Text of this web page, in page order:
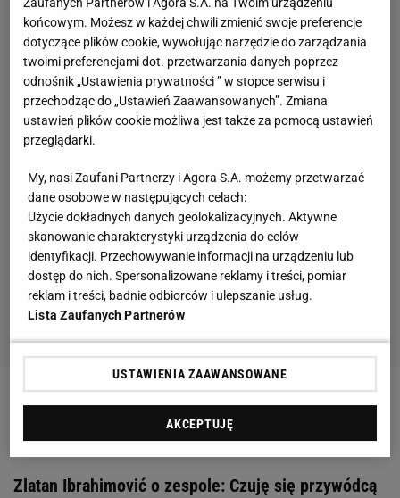
Zobacz wideoEfektowna przewrotka Zlatana daje
wygraną Milanowi! [ELEVEN SPORTS]
Zlatan Ibrahimović o zespole: Czuję się przywódcą
Zaufanych Partnerów i Agora S.A. na Twoim urządzeniu
końcowym. Możesz w każdej chwili zmienić swoje preferencje
dotyczące plików cookie, wywołując narzędzie do zarządzania
twoimi preferencjami dot. przetwarzania danych poprzez
odnośnik „Ustawienia prywatności ” w stopce serwisu i
przechodząc do „Ustawień Zaawansowanych”. Zmiana
ustawień plików cookie możliwa jest także za pomocą ustawień
przeglądarki.
My, nasi Zaufani Partnerzy i Agora S.A. możemy przetwarzać
dane osobowe w następujących celach:
Użycie dokładnych danych geolokalizacyjnych. Aktywne
skanowanie charakterystyki urządzenia do celów
identyfikacji. Przechowywanie informacji na urządzeniu lub
dostęp do nich. Spersonalizowane reklamy i treści, pomiar
reklam i treści, badnie odbiorców i ulepszanie usług.
Lista Zaufanych Partnerów
USTAWIENIA ZAAWANSOWANE
AKCEPTUJĘ